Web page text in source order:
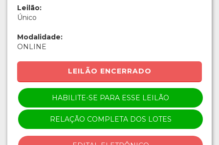
Leilão:
Único
Modalidade:
ONLINE
LEILÃO ENCERRADO
HABILITE-SE PARA ESSE LEILÃO
RELAÇÃO COMPLETA DOS LOTES